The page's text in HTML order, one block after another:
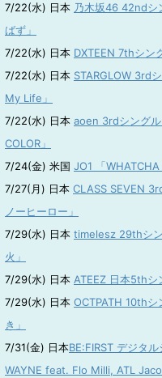
7/22(水) 日本 乃木坂46 42ndシ
ばず」
7/22(水) 日本 DXTEEN 7thシン
7/22(水) 日本 STARGLOW 3rd
My Life」
7/22(水) 日本 aoen 3rdシングル
COLOR」
7/24(金) 米国 JO1 「
7/27(月) 日本 CLASS SEVEN
ノーヒーロー」
7/29(水) 日本 timelesz 29thシ
火」
7/29(水) 日本 ATEEZ 日本5thシ
7/29(水) 日本 OCTPATH 10thシ
き」
7/31(金) 日本BE:FIRST デジタ
WAYNE feat. Flo Milli, ATL